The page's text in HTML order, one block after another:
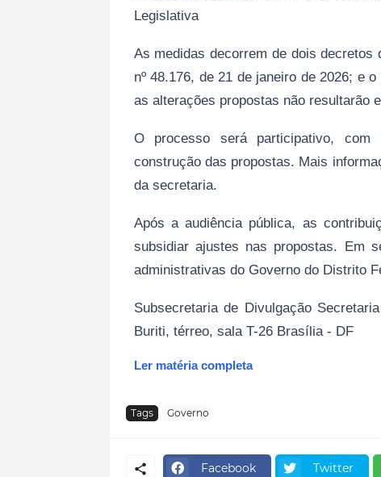
Legislativa
As medidas decorrem de dois
nº 48.176, de 21 de janeiro de 2026; e
as alterações propostas não resultarão
O processo será participativo, com
construção das propostas. Mais
da secretaria.
Após a audiência pública, as
subsidiar ajustes nas propostas. Em
administrativas do Governo do Distrito
Subsecretaria de Divulgação
Buriti, térreo, sala T-26 Brasília - DF
Ler matéria completa
Tags Governo
Facebook Twitter